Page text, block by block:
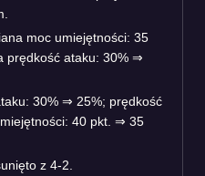
moc umiejętności: 35
prędkość ataku: 30% ⇒
30% ⇒ 25%; prędkość
40 pkt. ⇒ 35
z 4-2.